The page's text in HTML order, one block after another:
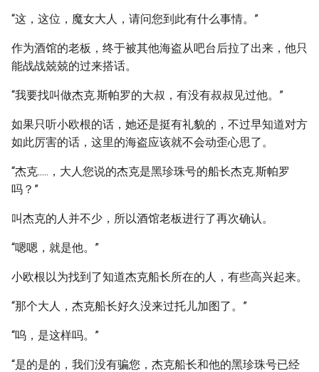
“这，这位，魔女大人，请问您到此有什么事情。”
作为酒馆的老板，终于被其他海盗从吧台后拉了出来，他只
能战战兢兢的过来搭话。
“我要找叫做杰克.斯帕罗的大叔，有没有叔叔见过他。”
如果只听小欧根的话，她还是挺有礼貌的，不过早知道对方
如此厉害的话，这里的海盗应该就不会动歪心思了。
“杰克.....，大人您说的杰克是黑珍珠号的船长杰克.斯帕罗
吗？”
叫杰克的人并不少，所以酒馆老板进行了再次确认。
“嗯嗯，就是他。”
小欧根以为找到了知道杰克船长所在的人，有些高兴起来。
“那个大人，杰克船长好久没来过托儿加图了。”
“呜，是这样吗。”
“是的是的，我们没有骗您，杰克船长和他的黑珍珠号已经